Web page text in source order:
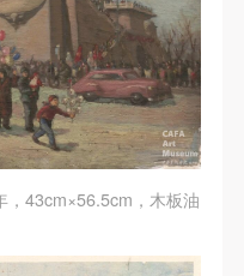
，43cm×56.5cm，木板油